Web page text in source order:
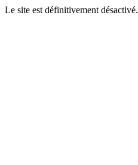
Le site est définitivement désactivé.